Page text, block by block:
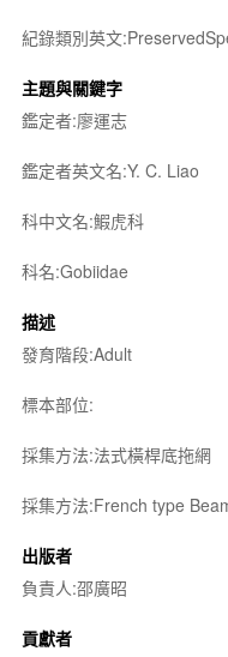
紀錄類別英文
主題與關鍵字
鑑定者:廖運志
鑑定者英文名:Y. C. Liao
科中文名:鰕虎科
科名:Gobiidae
描述
發育階段:Adult
標本部位:
採集方法:法式橫桿底拖網
採集方法:French type
出版者
負責人:邵廣昭
貢獻者